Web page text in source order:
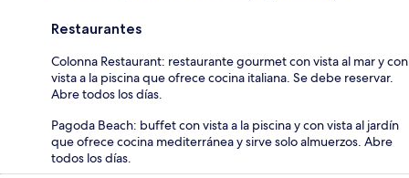
Restaurantes
Colonna Restaurant: restaurante gourmet con vista al mar y con
vista a la piscina que ofrece cocina italiana. Se debe reservar.
Abre todos los días.
Pagoda Beach: buffet con vista a la piscina y con vista al jardín
que ofrece cocina mediterránea y sirve solo almuerzos. Abre
todos los días.